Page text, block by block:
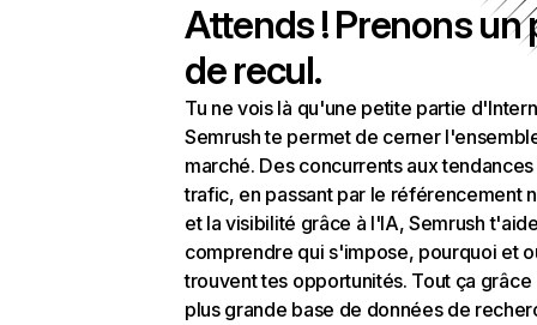
Attends ! Prenons un
de recul.
Tu ne vois là qu'une petite partie
Semrush te permet de cerner
marché. Des concurrents aux
trafic, en passant par le référencement
et la visibilité grâce à l'IA, Semrush
comprendre qui s'impose, pourquoi et
trouvent tes opportunités. Tout ça grâce
plus grande base de données de